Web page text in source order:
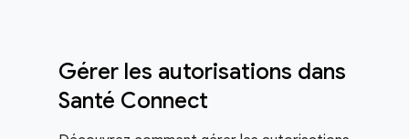
Gérer les autorisations dans
Santé Connect